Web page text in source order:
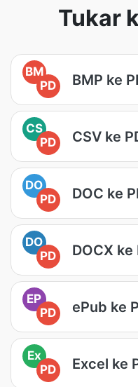
Tukar
BM
PD
BMP ke
CS
PD
CSV ke
DO
PD
DOC ke
DO
PD
DOCX ke
EP
PD
ePub ke
Ex
PD
Excel ke